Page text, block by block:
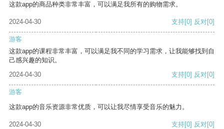
这款app的商品种类非常丰富，可以满足我所有的购物需求。
2024-04-30 支持[0] 反对[0]
游客
这款app的课程非常丰富，可以满足我不同的学习需求，让我能够找到自
己感兴趣的知识。
2024-04-30
支持[0] 反对[0]
游客
这款app的音乐资源非常优质，可以让我尽情享受音乐的魅力。
2024-04-30 支持[0] 反对[0]